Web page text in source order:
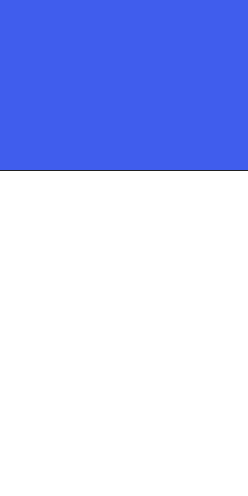
• Minden jog fenntartva!